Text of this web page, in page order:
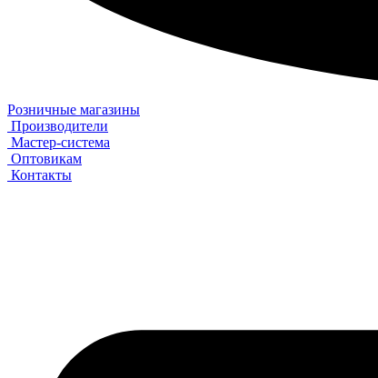
Розничные магазины
Производители
Мастер-система
Оптовикам
Контакты